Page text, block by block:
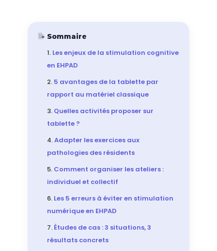
Sommaire
Les enjeux de la stimulation cognitive
en EHPAD
5 avantages de la tablette par
rapport au matériel classique
Quelles activités proposer sur
tablette ?
Adapter les exercices aux
pathologies des résidents
Comment organiser les ateliers :
individuel et collectif
Les 5 erreurs à éviter en stimulation
numérique en EHPAD
Études de cas : 3 situations, 3
résultats concrets